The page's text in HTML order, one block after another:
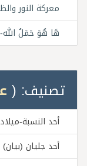
معركة النور
هَا هُوَ حَمَلُ الله-
تصنيف: (
أحد النسبة-
أحد جليان